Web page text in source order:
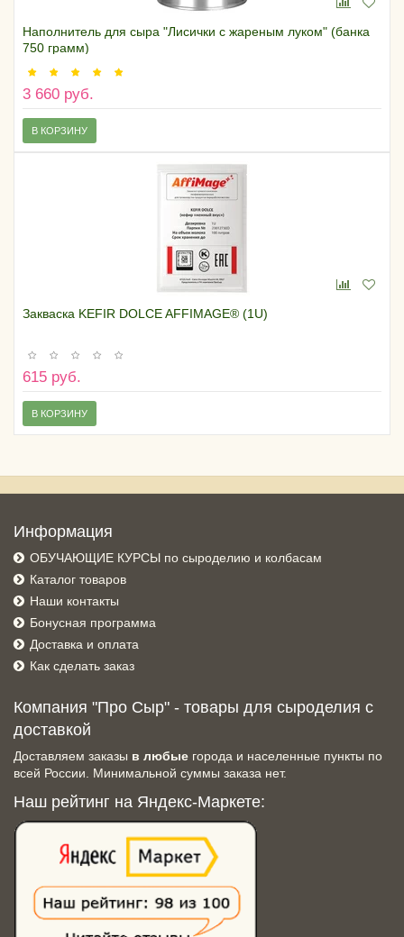
Наполнитель для сыра "Лисички с жареным луком" (банка
750 грамм)
3 660 руб.
В КОРЗИНУ
Закваска KEFIR DOLCE AFFIMAGE® (1U)
615 руб.
В КОРЗИНУ
Информация
ОБУЧАЮЩИЕ КУРСЫ по сыроделию и колбасам
Каталог товаров
Наши контакты
Бонусная программа
Доставка и оплата
Как сделать заказ
Компания "Про Сыр" - товары для сыроделия с
доставкой
Доставляем заказы в любые города и населенные пункты по
всей России. Минимальной суммы заказа нет.
Наш рейтинг на Яндекс-Маркете: